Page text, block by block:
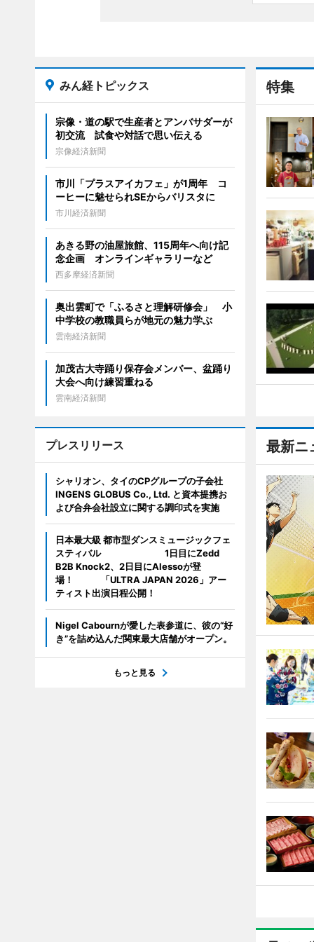
特集
最新ニ
みん経トピックス
宗像・道の駅で生産者とアンバサダーが
初交流 試食や対話で思い伝える
宗像経済新聞
市川「プラスアイカフェ」が1周年 コ
ーヒーに魅せられSEからバリスタに
市川経済新聞
あきる野の油屋旅館、115周年へ向け記
念企画 オンラインギャラリーなど
西多摩経済新聞
奥出雲町で「ふるさと理解研修会」 小
中学校の教職員らが地元の魅力学ぶ
雲南経済新聞
加茂古大寺踊り保存会メンバー、盆踊り
大会へ向け練習重ねる
雲南経済新聞
プレスリリース
シャリオン、タイのCPグループの子会社
INGENS GLOBUS Co., Ltd. と資本提携お
よび合弁会社設立に関する調印式を実施
日本最大級 都市型ダンスミュージックフェ
スティバル 1日目にZedd
B2B Knock2、2日目にAlessoが登
場！ 「ULTRA JAPAN 2026」アー
ティスト出演日程公開！
Nigel Cabournが愛した表参道に、彼の“好
き”を詰め込んだ関東最大店舗がオープン。
もっと見る